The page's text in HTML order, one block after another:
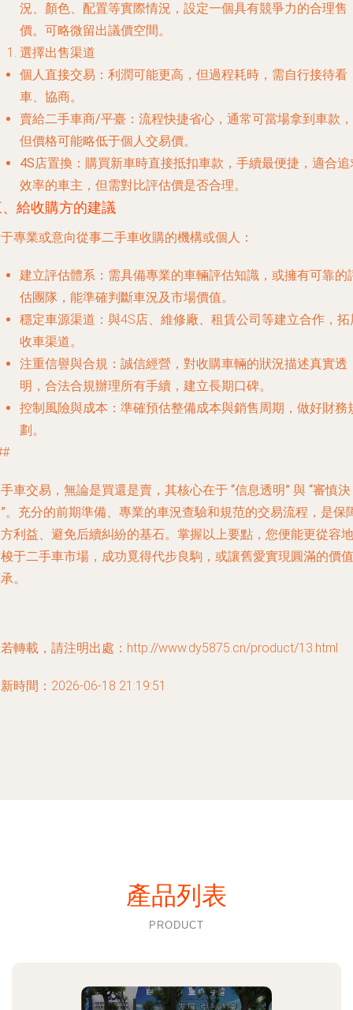
況、顏色、配置等實際情況，設定一個具有競爭力的合理售
價。可略微留出議價空間。
選擇出售渠道
個人直接交易 ：利潤可能更高，但過程耗時，需自行接待看
車、協商。
賣給二手車商/平臺 ：流程快捷省心，通常可當場拿到車款，
但價格可能略低于個人交易價。
4S店置換 ：購買新車時直接抵扣車款，手續最便捷，適合追
效率的車主，但需對比評估價是否合理。
給收購方的建議
專業或意向從事二手車收購的機構或個人：
建立評估體系 ：需具備專業的車輛評估知識，或擁有可靠的
估團隊，能準確判斷車況及市場價值。
穩定車源渠道 ：與4S店、維修廠、租賃公司等建立合作，拓
收車渠道。
注重信譽與合規 ：誠信經營，對收購車輛的狀況描述真實透
明，合法合規辦理所有手續，建立長期口碑。
控制風險與成本 ：準確預估整備成本與銷售周期，做好財務
劃。
車交易，無論是買還是賣，其核心在于 “信息透明” 與 “審慎決
。充分的前期準備、專業的車況查驗和規范的交易流程，是保
利益、避免后續糾紛的基石。掌握以上要點，您便能更從容地
于二手車市場，成功覓得代步良駒，或讓舊愛實現圓滿的價值
。
轉載，請注明出處：http://www.dy5875.cn/product/13.html
時間：2026-06-18 21:19:51
產品列表
PRODUCT